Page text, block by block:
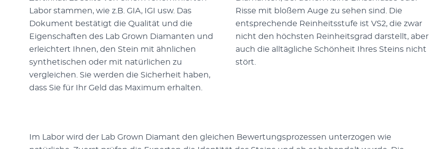
Labor stammen, wie z.B. GIA, IGI usw. Das
Dokument bestätigt die Qualität und die
Eigenschaften des Lab Grown Diamanten und
erleichtert Ihnen, den Stein mit ähnlichen
synthetischen oder mit natürlichen zu
vergleichen. Sie werden die Sicherheit haben,
dass Sie für Ihr Geld das Maximum erhalten.
Risse mit bloßem Auge zu sehen sind. Die
entsprechende Reinheitsstufe ist VS2, die zwar
nicht den höchsten Reinheitsgrad darstellt, aber
auch die alltägliche Schönheit Ihres Steins nicht
stört.
Im Labor wird der Lab Grown Diamant den gleichen Bewertungsprozessen unterzogen wie